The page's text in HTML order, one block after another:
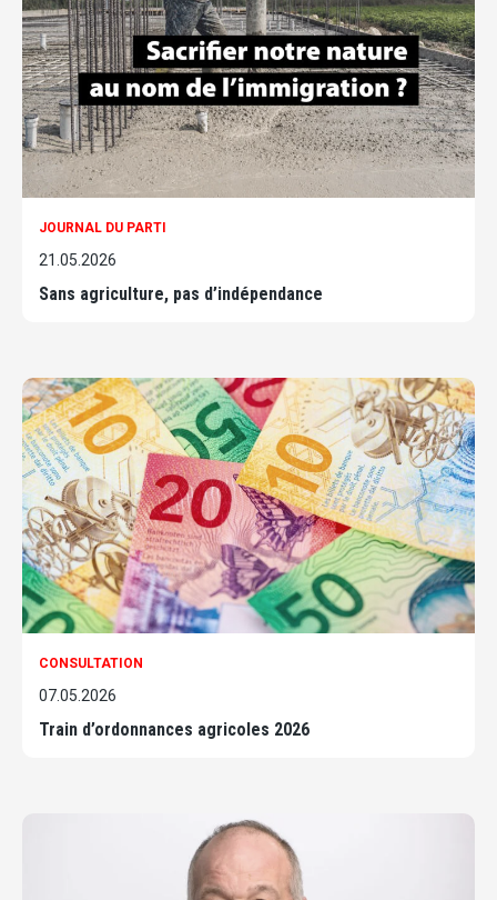
JOURNAL DU PARTI
21.05.2026
Sans agriculture, pas d’indépendance
CONSULTATION
07.05.2026
Train d’ordonnances agricoles 2026